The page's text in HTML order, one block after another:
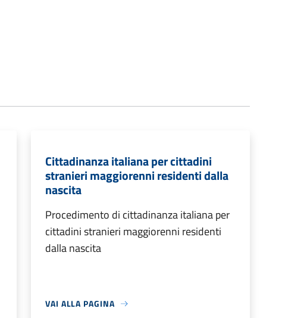
Cittadinanza italiana per cittadini
stranieri maggiorenni residenti dalla
nascita
Procedimento di cittadinanza italiana per
cittadini stranieri maggiorenni residenti
dalla nascita
VAI ALLA PAGINA